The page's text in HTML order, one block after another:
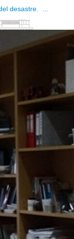
desastre. ...